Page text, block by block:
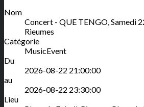
Nom
Concert - QUE TENGO, Samedi
Rieumes
Catégorie
MusicEvent
Du
2026-08-22 21:00:00
au
2026-08-22 23:30:00
Lieu